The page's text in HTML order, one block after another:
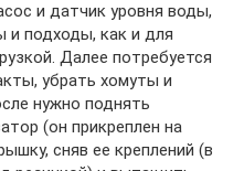
и датчик уровня воды,
и подходы, как и для
Далее потребуется
убрать хомуты и
нужно поднять
(он прикреплен на
сняв ее креплений (в